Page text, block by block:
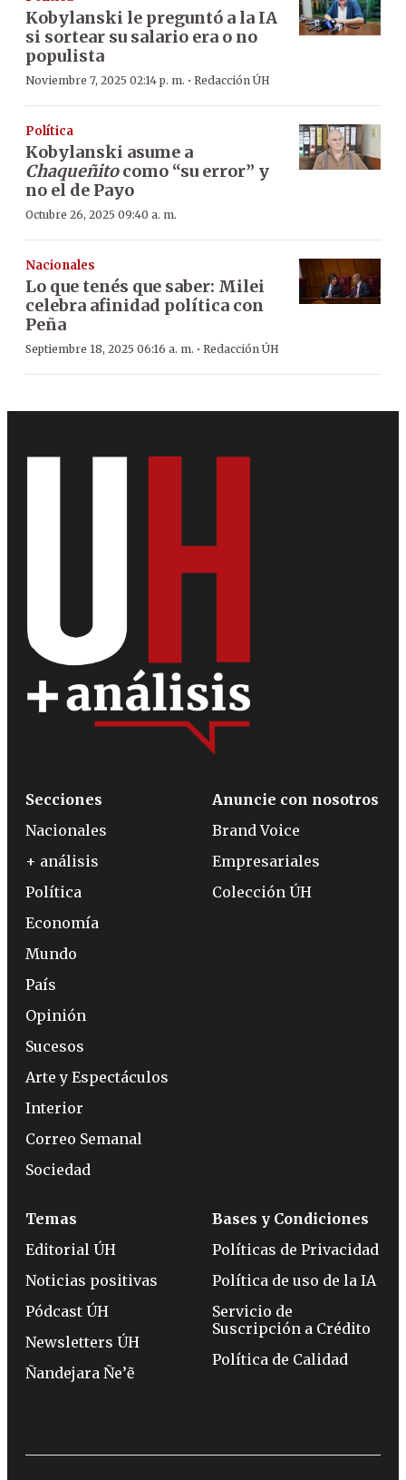
Kobylanski le preguntó a la IA
si sortear su salario era o no
populista
Noviembre 7, 2025 02:14 p. m. · Redacción ÚH
Política
Kobylanski asume a
Chaqueñitocomo “su error” y
no el de Payo
Octubre 26, 2025 09:40 a. m.
Nacionales
Lo que tenés que saber: Milei
celebra afinidad política con
Peña
Septiembre 18, 2025 06:16 a. m. · Redacción ÚH
Secciones
Nacionales
+ análisis
Política
Economía
Mundo
País
Opinión
Sucesos
Arte y Espectáculos
Interior
Correo Semanal
Sociedad
Anuncie con nosotros
Brand Voice
Empresariales
Colección ÚH
Temas
Editorial ÚH
Noticias positivas
Pódcast ÚH
Newsletters ÚH
Ñandejara Ñe’ẽ
Bases y Condiciones
Políticas de Privacidad
Política de uso de la IA
Servicio de
Suscripción a Crédito
Política de Calidad